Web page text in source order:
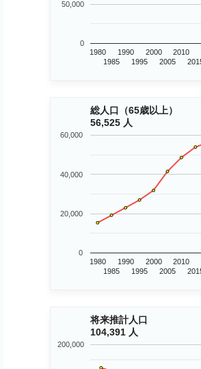
1980
1985
1990
1995
2000
2005
2010
0
50,000
総人口（65歳以上）
56,525 人
1980
1985
1990
1995
2000
2005
2010
0
20,000
40,000
60,000
将来推計人口
104,391 人
200,000